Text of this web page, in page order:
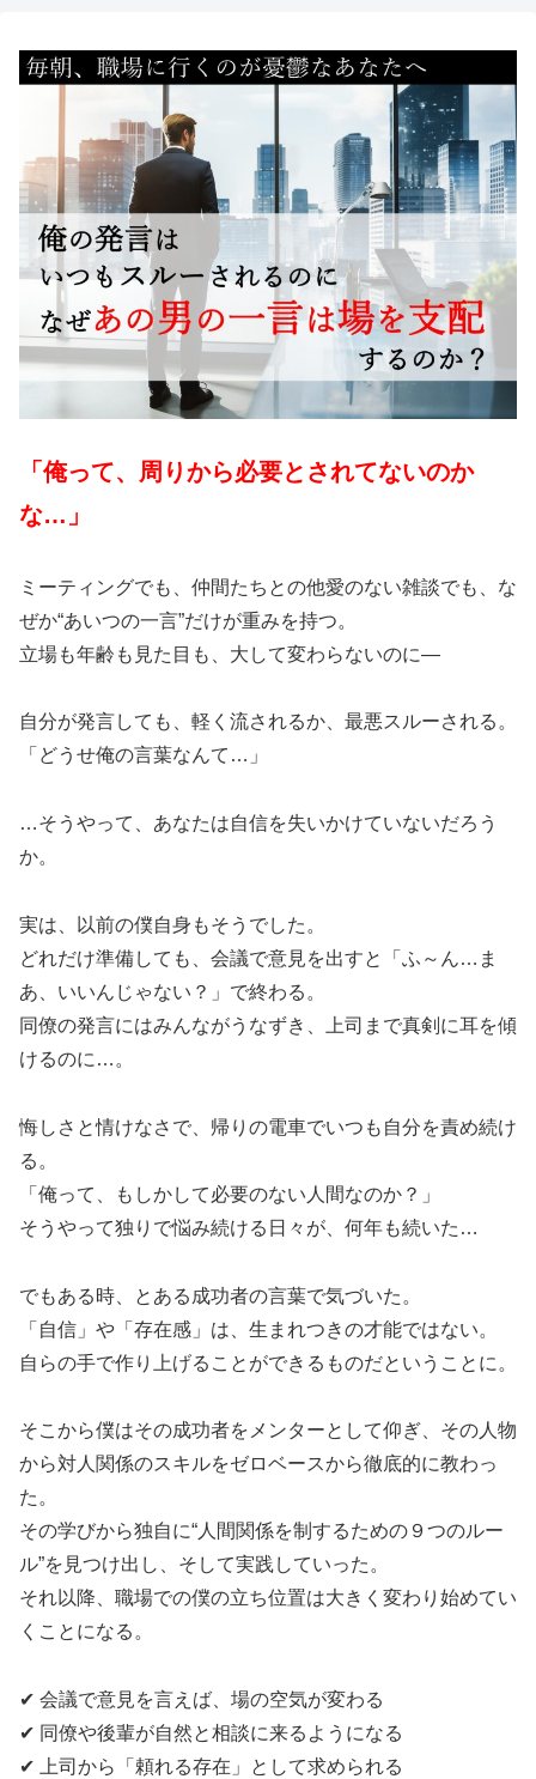
「俺って、周りから必要とされてないのか
な…」
ミーティングでも、仲間たちとの他愛のない雑談でも、な
ぜか“あいつの一言”だけが重みを持つ。
立場も年齢も見た目も、大して変わらないのに―
自分が発言しても、軽く流されるか、最悪スルーされる。
「どうせ俺の言葉なんて…」
…そうやって、あなたは自信を失いかけていないだろう
か。
実は、以前の僕自身もそうでした。
どれだけ準備しても、会議で意見を出すと「ふ～ん…ま
あ、いいんじゃない？」で終わる。
同僚の発言にはみんながうなずき、上司まで真剣に耳を傾
けるのに…。
悔しさと情けなさで、帰りの電車でいつも自分を責め続け
る。
「俺って、もしかして必要のない人間なのか？」
そうやって独りで悩み続ける日々が、何年も続いた…
でもある時、とある成功者の言葉で気づいた。
「自信」や「存在感」は、生まれつきの才能ではない。
自らの手で作り上げることができるものだということに。
そこから僕はその成功者をメンターとして仰ぎ、その人物
から対人関係のスキルをゼロベースから徹底的に教わっ
た。
その学びから独自に“人間関係を制するための９つのルー
ル”を見つけ出し、そして実践していった。
それ以降、職場での僕の立ち位置は大きく変わり始めてい
くことになる。
✔ 会議で意見を言えば、場の空気が変わる
✔ 同僚や後輩が自然と相談に来るようになる
✔ 上司から「頼れる存在」として求められる